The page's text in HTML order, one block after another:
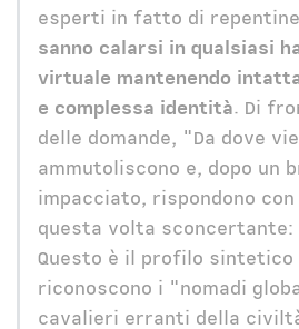
esperti in fatto di
sanno calarsi in qualsiasi
virtuale mantenendo
e complessa identità. Di
delle domande, "Da dove
ammutoliscono e, dopo un
impacciato, rispondono
questa volta sconcertante:
Questo è il profilo sintetico
riconoscono i "nomadi
cavalieri erranti della